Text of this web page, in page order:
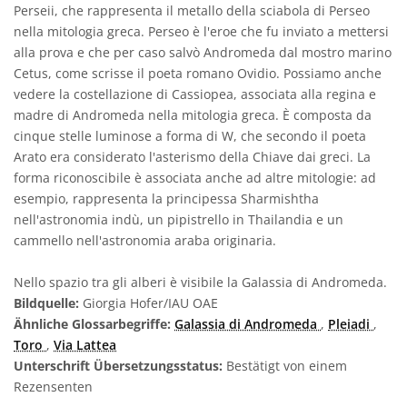
Perseii, che rappresenta il metallo della sciabola di Perseo
nella mitologia greca. Perseo è l'eroe che fu inviato a mettersi
alla prova e che per caso salvò Andromeda dal mostro marino
Cetus, come scrisse il poeta romano Ovidio. Possiamo anche
vedere la costellazione di Cassiopea, associata alla regina e
madre di Andromeda nella mitologia greca. È composta da
cinque stelle luminose a forma di W, che secondo il poeta
Arato era considerato l'asterismo della Chiave dai greci. La
forma riconoscibile è associata anche ad altre mitologie: ad
esempio, rappresenta la principessa Sharmishtha
nell'astronomia indù, un pipistrello in Thailandia e un
cammello nell'astronomia araba originaria.
Nello spazio tra gli alberi è visibile la Galassia di Andromeda.
Bildquelle: Giorgia Hofer/IAU OAE
Ähnliche Glossarbegriffe: Galassia di Andromeda , Pleiadi ,
Toro , Via Lattea
Unterschrift Übersetzungsstatus: Bestätigt von einem
Rezensenten